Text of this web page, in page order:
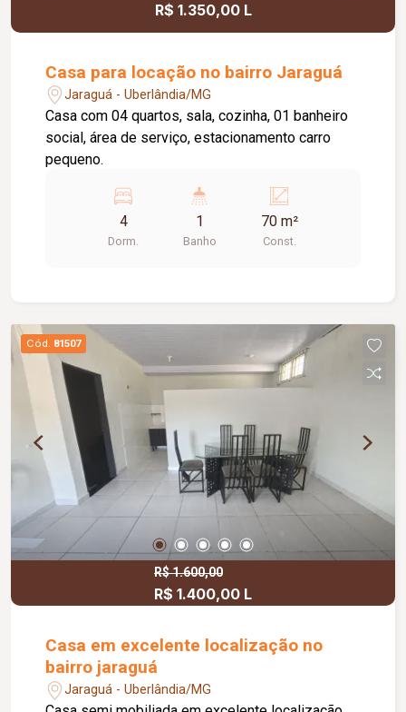
R$ 1.350,00 L
Casa para locação no bairro Jaraguá
Jaraguá - Uberlândia/MG
Casa com 04 quartos, sala, cozinha, 01 banheiro
social, área de serviço, estacionamento carro
pequeno.
4
Dorm.
1
Banho
70 m²
Const.
Cód. 81507
R$ 1.600,00
R$ 1.400,00 L
Casa em excelente localização no
bairro jaraguá
Jaraguá - Uberlândia/MG